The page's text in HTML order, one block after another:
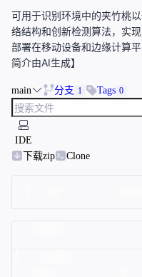
可用于识别环境中的夹竹桃
络结构和创新检测算法，实
部署在移动设备和边缘计算
简介由AI生成】
main 分支 1 Tags 0
IDE
下载zip
Clone